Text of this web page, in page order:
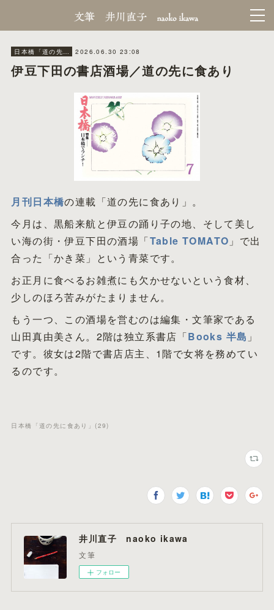
日本橋「道の先に食あり」 2026.06.30 23:08
伊豆下田の書店酒場／道の先に食あり
月刊日本橋の連載「道の先に食あり」。
今月は、黒船来航と伊豆の踊り子の地、そして美し
い海の街・伊豆下田の酒場「Table TOMATO 」で出
合った「かき菜」という青菜です。
お正月に食べるお雑煮にも欠かせないという食材、
少しのほろ苦みがたまりません。
もう一つ、この酒場を営むのは編集・文筆家である
山田真由美さん。2階は独立系書店「Books 半島 」
です。彼女は2階で書店店主、1階で女将を務めてい
るのです。
日本橋「道の先に食あり」 (29)
井川直子 naoko ikawa
文筆
フォロー